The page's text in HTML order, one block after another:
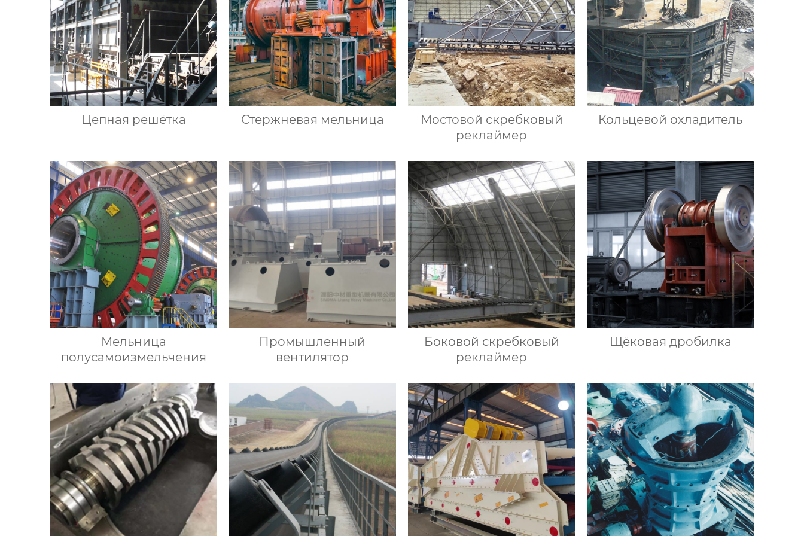
Цепная решётка Стержневая мельница
Мостовой скребковый
реклаймер
Кольцевой охладитель
Мельница
полусамоизмельчения
Промышленный
вентилятор
Боковой скребковый
реклаймер
Щёковая дробилка